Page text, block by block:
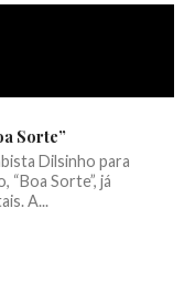
Sorte”
Dilsinho para
Sorte”, já
A...